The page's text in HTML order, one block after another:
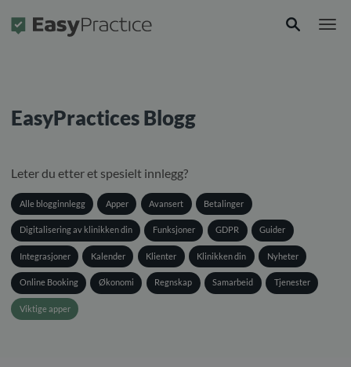
Forside
EasyPractices Blogg
Leter du etter et spesielt innlegg?
Alle blogginnlegg Apper Avansert Betalinger
Digitalisering av klinikken din Funksjoner GDPR Guider
Integrasjoner Kalender Klienter Klinikken din Nyheter
Online Booking Økonomi Regnskap Samarbeid Tjenester
Viktige apper